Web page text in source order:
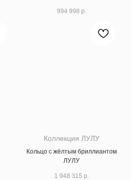
994 998 р.
Коллекция ЛУЛУ
Кольцо с жёлтым бриллиантом
ЛУЛУ
1 948 315 р.